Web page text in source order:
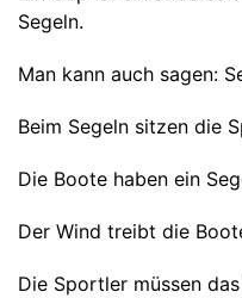
Segeln.
Man kann auch sagen:
Beim Segeln sitzen die
Die Boote haben ein
Der Wind treibt die
Die Sportler müssen